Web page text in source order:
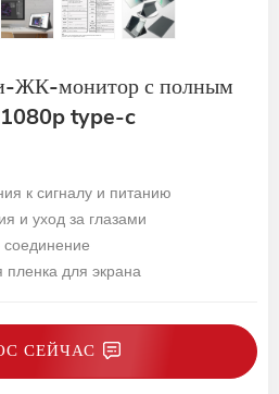
ЖК-монитор с полным
1080p type-c
к сигналу и питанию
и уход за глазами
для экрана
СЕЙЧАС